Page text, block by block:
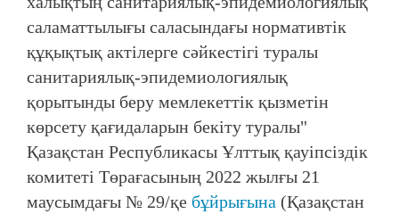
саламаттылығы саласындағы нормативтік
құқықтық актілерге сәйкестігі туралы
санитариялық-эпидемиологиялық
қорытынды беру мемлекеттік қызметін
көрсету қағидаларын бекіту туралы"
Қазақстан Республикасы Ұлттық қауіпсіздік
комитеті Төрағасының 2022 жылғы 21
маусымдағы № 29/қе бұйрығына (Қазақстан